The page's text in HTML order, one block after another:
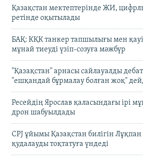
Қазақстан мектептерінде ЖИ,
ретінде оқытылады
БАҚ: КҚК танкер тапшылығы мен
мұнай тиеуді үзіп-созуға мәжбүр
"Қазақстан" арнасы сайлауалды
"ешқандай бұрмалау болған жоқ"
Ресейдің Ярослав қаласындағы ірі
дрон шабуылдады
CPJ ұйымы Қазақстан билігін
қудалауды тоқтатуға үндеді